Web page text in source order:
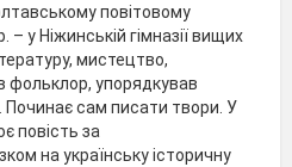
повітовому
у Ніжинській гімназії вищих
мистецтво,
фольклор, упорядкував
Починає сам писати твори. У
повість за
на українську історичну